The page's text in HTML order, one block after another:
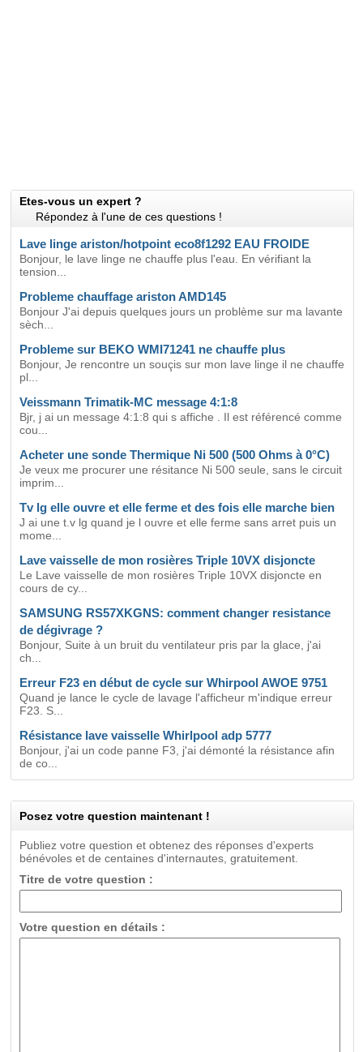
Etes-vous un expert ?
Répondez à l'une de ces questions !
Lave linge ariston/hotpoint eco8f1292 EAU FROIDE
Bonjour, le lave linge ne chauffe plus l'eau. En vérifiant la
tension...
Probleme chauffage ariston AMD145
Bonjour J'ai depuis quelques jours un problème sur ma lavante
sèch...
Probleme sur BEKO WMI71241 ne chauffe plus
Bonjour, Je rencontre un souçis sur mon lave linge il ne chauffe
pl...
Veissmann Trimatik-MC message 4:1:8
Bjr, j ai un message 4:1:8 qui s affiche . Il est référencé comme
cou...
Acheter une sonde Thermique Ni 500 (500 Ohms à 0°C)
Je veux me procurer une résitance Ni 500 seule, sans le circuit
imprim...
Tv lg elle ouvre et elle ferme et des fois elle marche bien
J ai une t.v lg quand je l ouvre et elle ferme sans arret puis un
mome...
Lave vaisselle de mon rosières Triple 10VX disjoncte
Le Lave vaisselle de mon rosières Triple 10VX disjoncte en
cours de cy...
SAMSUNG RS57XKGNS: comment changer resistance
de dégivrage ?
Bonjour, Suite à un bruit du ventilateur pris par la glace, j'ai
ch...
Erreur F23 en début de cycle sur Whirpool AWOE 9751
Quand je lance le cycle de lavage l'afficheur m'indique erreur
F23. S...
Résistance lave vaisselle Whirlpool adp 5777
Bonjour, j'ai un code panne F3, j'ai démonté la résistance afin
de co...
Posez votre question maintenant !
Publiez votre question et obtenez des réponses d'experts
bénévoles et de centaines d'internautes, gratuitement.
Titre de votre question :
Votre question en détails :